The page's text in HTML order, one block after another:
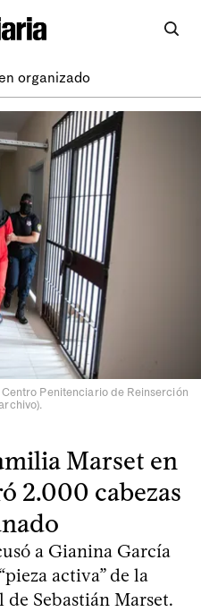
organizado
Penitenciario de Reinserción
Marset en
2.000 cabezas
a Gianina García
activa” de la
Sebastián Marset.